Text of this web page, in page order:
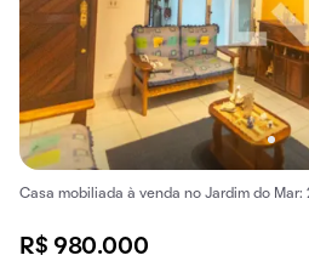
Casa mobiliada à venda no Jardim do
R$ 980.000